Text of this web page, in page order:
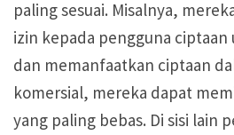
paling sesuai. Misalnya,
izin kepada pengguna
dan memanfaatkan ciptaan
komersial, mereka dapat
yang paling bebas. Di sisi lain